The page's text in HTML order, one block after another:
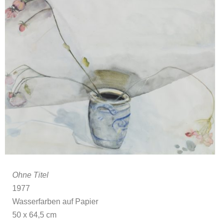
Ohne Titel
1977
Wasserfarben auf Papier
50 x 64,5 cm